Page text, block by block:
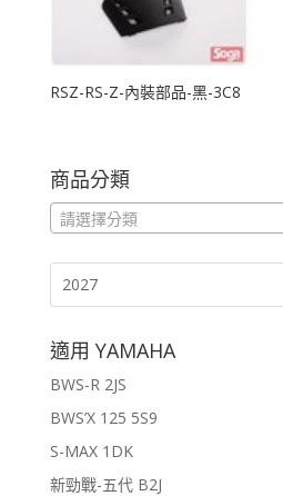
RSZ-RS-Z-內裝部品-黑-3C8
商品分類
請選擇分類
適用 YAMAHA
BWS-R 2JS
BWS’X 125 5S9
S-MAX 1DK
新勁戰-五代 B2J